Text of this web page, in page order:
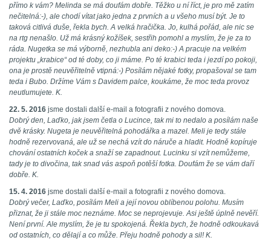
přímo k vám? Melinda se má doufám dobře. Těžko u ní říct, je pro mě zatím
nečitelná:-), ale chodí vítat jako jedna z prvních a u všeho musí být. Je to
taková citlivá duše, řekla bych. A velká hračička. Jo, kulhá pořád, ale nic se
na rtg nenašlo. Už má krásný kožíšek, sestřih pomohl a myslím, že je za to
ráda. Nugetka se má výborně, nezhubla ani deko:-) A pracuje na velkém
projektu „krabice“ od té doby, co ji máme. Po té krabici teda i jezdí po pokoji,
ona je prostě neuvěřitelně vtipná:-) Posílám nějaké fotky, propašoval se tam
teda i Bubo. Držíme Vám s Davidem palce, koukáme, že moc teda provoz
neutlumujete. K.
22. 5. 2016 jsme dostali další e-mail a fotografii z nového domova.
Dobrý den, Laďko, jak jsem četla o Lucince, tak mi to nedalo a posílám naše
dvě krásky. Nugeta je neuvěřitelná pohodářka a mazel. Meli je tedy stále
hodně rezervovaná, ale už se nechá vzít do náruče a hladit. Hodně kopíruje
chování ostatních koček a snaží se zapadnout. Lucinku si vzít nemůžeme,
tady je to divočina, tak snad vás aspoň potěší fotka. Doufám že se vám daří
dobře. K.
15. 4. 2016 jsme dostali další e-mail a fotografii z nového domova.
Dobrý večer, Laďko, posílám Meli a její novou oblíbenou polohu. Musím
přiznat, že ji stále moc neznáme. Moc se neprojevuje. Asi ještě úplně nevěří.
Není první. Ale myslím, že je tu spokojená. Řekla bych, že hodně odkoukavá
od ostatních, co dělají a co může. Přeju hodně pohody a sil! K.